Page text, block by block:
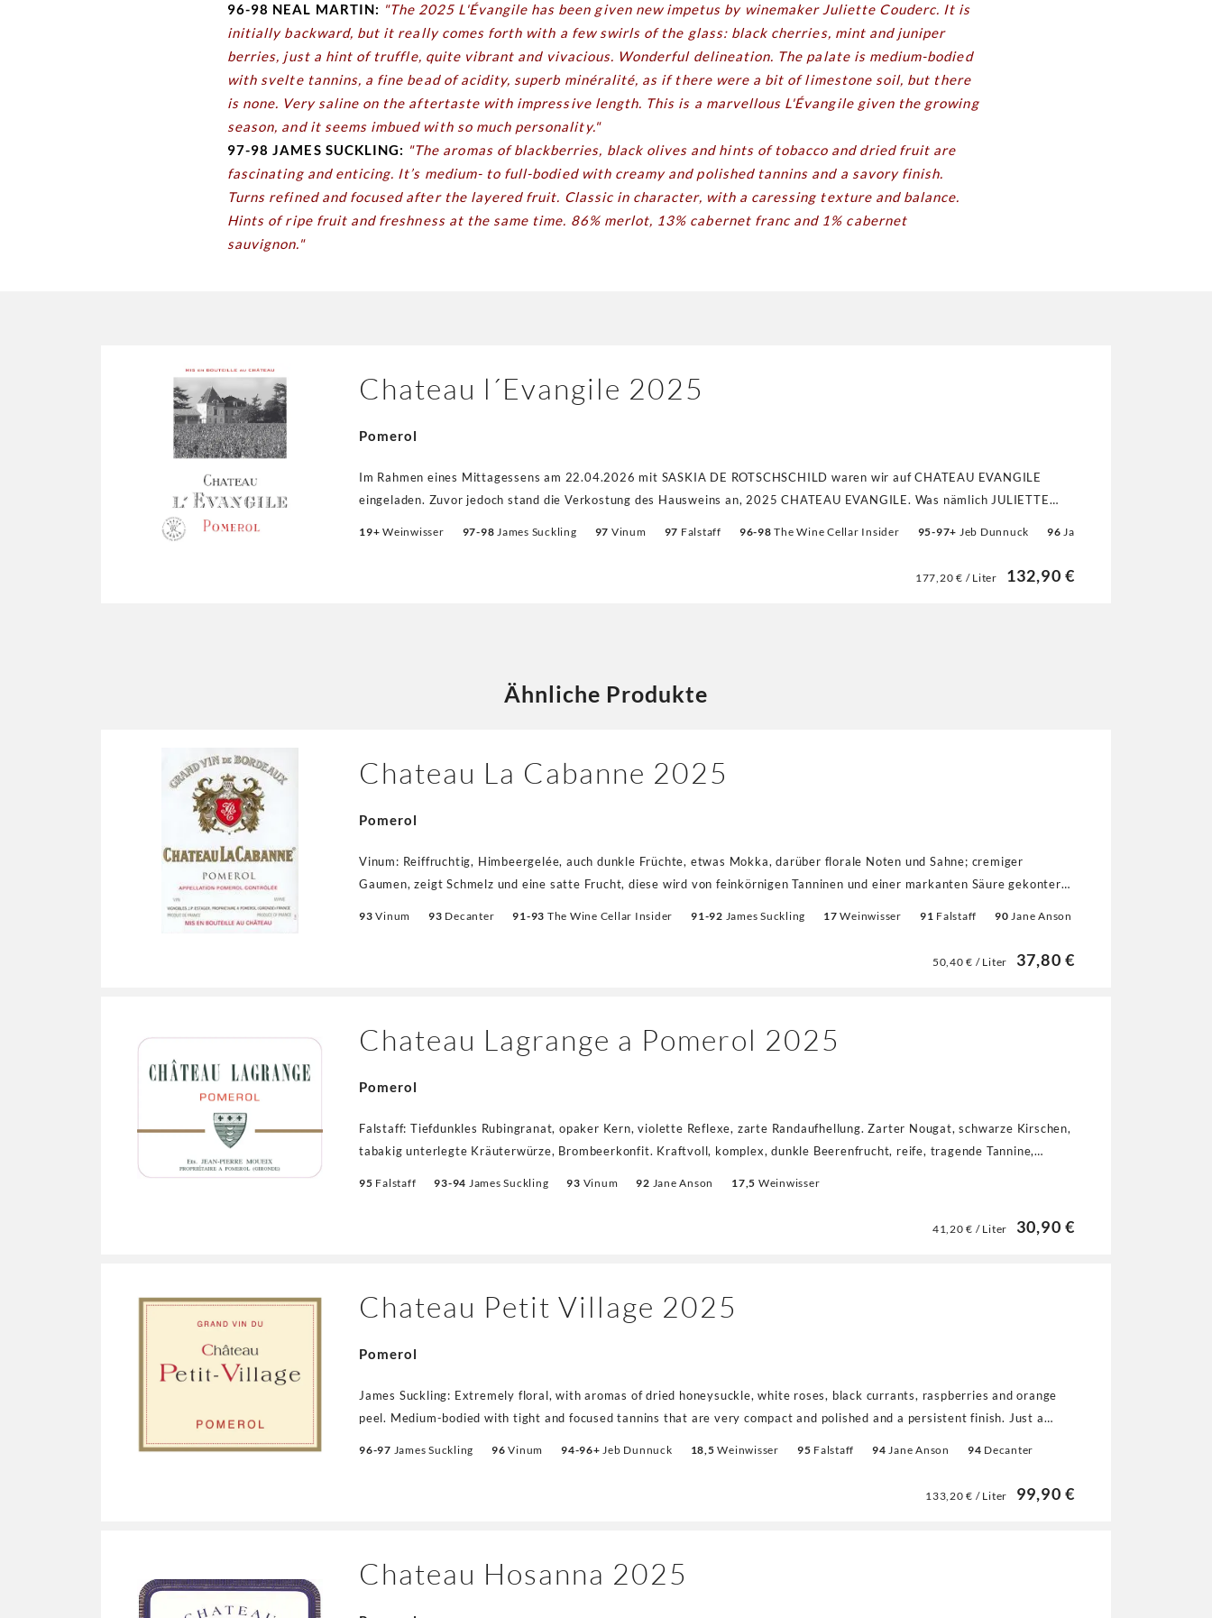
96-98 NEAL MARTIN: "The 2025 L'Évangile has been given new impetus by winemaker Juliette Couderc. It is
initially backward, but it really comes forth with a few swirls of the glass: black cherries, mint and juniper
berries, just a hint of truffle, quite vibrant and vivacious. Wonderful delineation. The palate is medium-bodied
with svelte tannins, a fine bead of acidity, superb minéralité, as if there were a bit of limestone soil, but there
is none. Very saline on the aftertaste with impressive length. This is a marvellous L'Évangile given the growing
season, and it seems imbued with so much personality."
97-98 JAMES SUCKLING: "The aromas of blackberries, black olives and hints of tobacco and dried fruit are
fascinating and enticing. It’s medium- to full-bodied with creamy and polished tannins and a savory finish.
Turns refined and focused after the layered fruit. Classic in character, with a caressing texture and balance.
Hints of ripe fruit and freshness at the same time. 86% merlot, 13% cabernet franc and 1% cabernet
sauvignon."
Chateau l´Evangile 2025
Pomerol
Im Rahmen eines Mittagessens am 22.04.2026 mit SASKIA DE ROTSCHSCHILD waren wir auf CHATEAU EVANGILE
eingeladen. Zuvor jedoch stand die Verkostung des Hausweins an, 2025 CHATEAU EVANGILE. Was nämlich JULIETTE
der Jahrgang 2022 kostete 309,00 Euro! Alleine drei Bewertungen bis 98 PUNKTE, weitere drei Bewertungen bis 97
19+ Weinwisser 97-98 James Suckling 97 Vinum 97 Falstaff 96-98 The Wine Cellar Insider 95-97+ Jeb Dunnuck 96 Jane Anson
177,20 € / Liter 132,90 €
Ähnliche Produkte
Chateau La Cabanne 2025
Pomerol
Vinum: Reiffruchtig, Himbeergelée, auch dunkle Früchte, etwas Mokka, darüber florale Noten und Sahne; cremiger
Gaumen, zeigt Schmelz und eine satte Frucht, diese wird von feinkörnigen Tanninen und einer markanten Säure gekontert,
93 Vinum 93 Decanter 91-93 The Wine Cellar Insider 91-92 James Suckling 17 Weinwisser 91 Falstaff 90 Jane Anson
50,40 € / Liter 37,80 €
Chateau Lagrange a Pomerol 2025
Pomerol
Falstaff: Tiefdunkles Rubingranat, opaker Kern, violette Reflexe, zarte Randaufhellung. Zarter Nougat, schwarze Kirschen,
tabakig unterlegte Kräuterwürze, Brombeerkonfit. Kraftvoll, komplex, dunkle Beerenfrucht, reife, tragende Tannine,
95 Falstaff 93-94 James Suckling 93 Vinum 92 Jane Anson 17,5 Weinwisser
41,20 € / Liter 30,90 €
Chateau Petit Village 2025
Pomerol
James Suckling: Extremely floral, with aromas of dried honeysuckle, white roses, black currants, raspberries and orange
peel. Medium-bodied with tight and focused tannins that are very compact and polished and a persistent finish. Just a
96-97 James Suckling 96 Vinum 94-96+ Jeb Dunnuck 18,5 Weinwisser 95 Falstaff 94 Jane Anson 94 Decanter
133,20 € / Liter 99,90 €
Chateau Hosanna 2025